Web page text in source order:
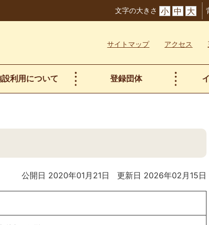
文字の大きさ 小 中 大
サイトマップ アクセス
設利用について 登録団体
公開日 2020年01月21日 更新日 2026年02月15日